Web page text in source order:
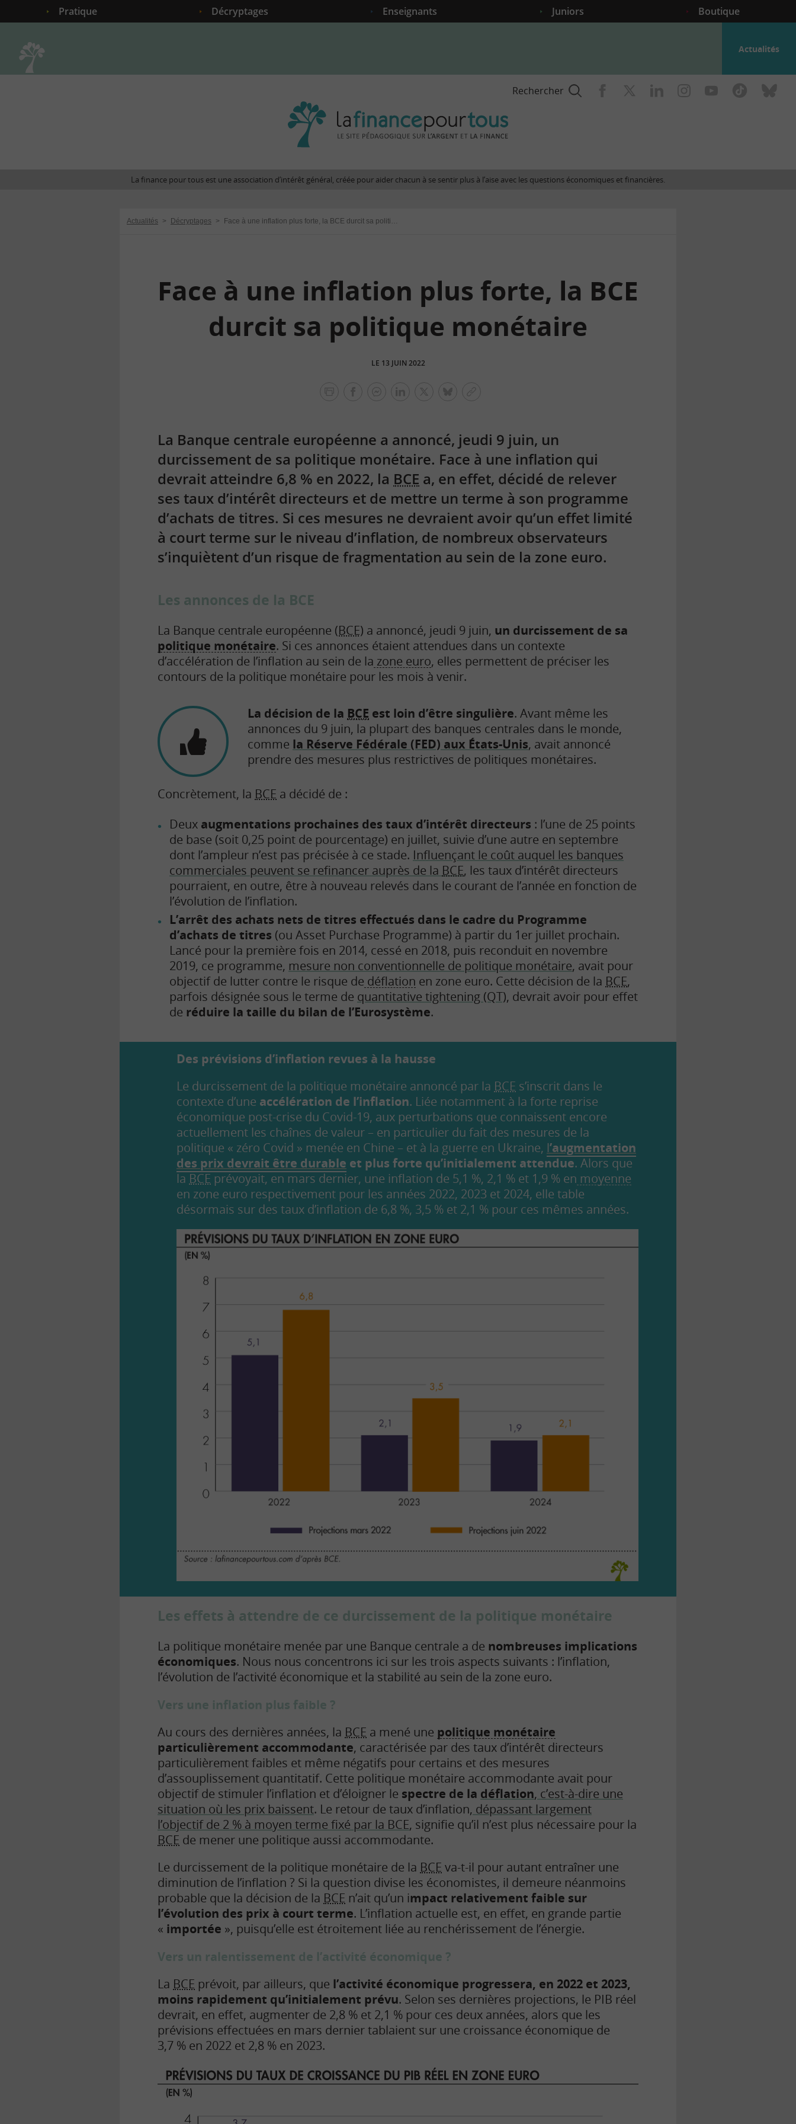
Pratique Décryptages Enseignants Juniors Boutique
Actualités
Rechercher
finance
site
La finance pour tous est une association d’intérêt général, créée pour aider chacun à se sentir plus à l’aise avec les questions économiques et financières.
Actualités > Décryptages > Face à une inflation plus forte, la BCE durcit sa politique monétaire
Face à une inflation plus forte, la BCE
durcit sa politique monétaire
LE 13 JUIN 2022
La Banque centrale européenne a annoncé, jeudi 9 juin, un
durcissement de sa politique monétaire. Face à une inflation qui
devrait atteindre 6,8 % en 2022, la BCE a, en effet, décidé de relever
ses taux d’intérêt directeurs et de mettre un terme à son programme
d’achats de titres. Si ces mesures ne devraient avoir qu’un effet limité
à court terme sur le niveau d’inflation, de nombreux observateurs
s’inquiètent d’un risque de fragmentation au sein de la zone euro.
Les annonces de la BCE
La Banque centrale européenne (BCE) a annoncé, jeudi 9 juin, un durcissement de sa
politique monétaire. Si ces annonces étaient attendues dans un contexte
d’accélération de l’inflation au sein de la zone euro, elles permettent de préciser les
contours de la politique monétaire pour les mois à venir.
La décision de la BCE est loin d’être singulière. Avant même les
annonces du 9 juin, la plupart des banques centrales dans le monde,
comme la Réserve Fédérale (FED) aux États-Unis, avait annoncé
prendre des mesures plus restrictives de politiques monétaires.
Concrètement, la BCE a décidé de :
Deux augmentations prochaines des taux d’intérêt directeurs : l’une de 25 points
de base (soit 0,25 point de pourcentage) en juillet, suivie d’une autre en septembre
dont l’ampleur n’est pas précisée à ce stade. Influençant le coût auquel les banques
commerciales peuvent se refinancer auprès de la BCE, les taux d’intérêt directeurs
pourraient, en outre, être à nouveau relevés dans le courant de l’année en fonction de
l’évolution de l’inflation.
L’arrêt des achats nets de titres effectués dans le cadre du Programme
d’achats de titres (ou Asset Purchase Programme) à partir du 1er juillet prochain.
Lancé pour la première fois en 2014, cessé en 2018, puis reconduit en novembre
2019, ce programme, mesure non conventionnelle de politique monétaire, avait pour
objectif de lutter contre le risque de déflation en zone euro. Cette décision de la BCE,
parfois désignée sous le terme de quantitative tightening (QT), devrait avoir pour effet
de réduire la taille du bilan de l’Eurosystème.
Des prévisions d’inflation revues à la hausse
Le durcissement de la politique monétaire annoncé par la BCE s’inscrit dans le
contexte d’une accélération de l’inflation. Liée notamment à la forte reprise
économique post-crise du Covid-19, aux perturbations que connaissent encore
actuellement les chaînes de valeur – en particulier du fait des mesures de la
politique « zéro Covid » menée en Chine – et à la guerre en Ukraine, l’augmentation
des prix devrait être durable et plus forte qu’initialement attendue. Alors que
la BCE prévoyait, en mars dernier, une inflation de 5,1 %, 2,1 % et 1,9 % en moyenne
en zone euro respectivement pour les années 2022, 2023 et 2024, elle table
désormais sur des taux d’inflation de 6,8 %, 3,5 % et 2,1 % pour ces mêmes années.
Les effets à attendre de ce durcissement de la politique monétaire
La politique monétaire menée par une Banque centrale a de nombreuses implications
économiques. Nous nous concentrons ici sur les trois aspects suivants : l’inflation,
l’évolution de l’activité économique et la stabilité au sein de la zone euro.
Vers une inflation plus faible ?
Au cours des dernières années, la BCE a mené une politique monétaire
particulièrement accommodante, caractérisée par des taux d’intérêt directeurs
particulièrement faibles et même négatifs pour certains et des mesures
d’assouplissement quantitatif. Cette politique monétaire accommodante avait pour
objectif de stimuler l’inflation et d’éloigner le spectre de la déflation, c’est-à-dire une
situation où les prix baissent. Le retour de taux d’inflation, dépassant largement
l’objectif de 2 % à moyen terme fixé par la BCE, signifie qu’il n’est plus nécessaire pour la
BCE de mener une politique aussi accommodante.
Le durcissement de la politique monétaire de la BCE va-t-il pour autant entraîner une
diminution de l’inflation ? Si la question divise les économistes, il demeure néanmoins
probable que la décision de la BCE n’ait qu’un impact relativement faible sur
l’évolution des prix à court terme. L’inflation actuelle est, en effet, en grande partie
« importée », puisqu’elle est étroitement liée au renchérissement de l’énergie.
Vers un ralentissement de l’activité économique ?
La BCE prévoit, par ailleurs, que l’activité économique progressera, en 2022 et 2023,
moins rapidement qu’initialement prévu. Selon ses dernières projections, le PIB réel
devrait, en effet, augmenter de 2,8 % et 2,1 % pour ces deux années, alors que les
prévisions effectuées en mars dernier tablaient sur une croissance économique de
3,7 % en 2022 et 2,8 % en 2023.